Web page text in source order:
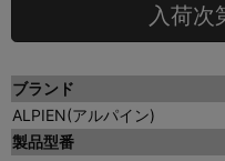
入荷次
ブランド
ALPIEN(アルパイン)
製品型番